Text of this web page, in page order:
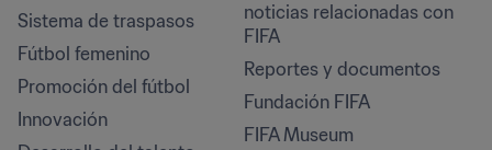
Sistema de traspasos
Fútbol femenino
Promoción del fútbol
Innovación
noticias relacionadas con
FIFA
Reportes y documentos
Fundación FIFA
FIFA Museum